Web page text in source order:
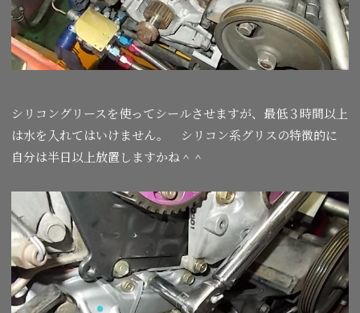
シリコングリースを使ってシールさせますが、最低３時間以上
は水を入れてはいけません。 シリコン系グリスの特徴的に
自分は半日以上放置しますかね＾＾